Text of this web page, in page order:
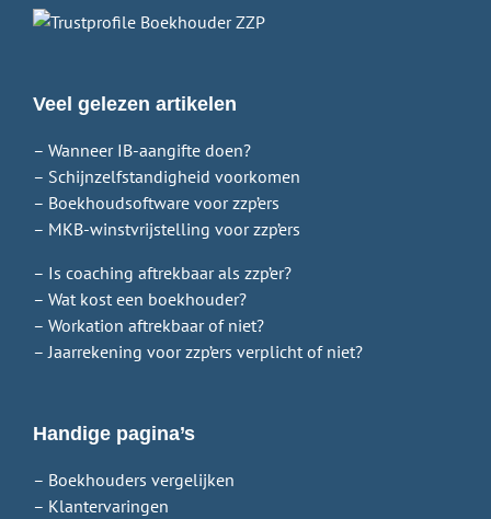
Veel gelezen artikelen
– Wanneer IB-aangifte doen?
– Schijnzelfstandigheid voorkomen
– Boekhoudsoftware voor zzp’ers
– MKB-winstvrijstelling voor zzp’ers
– Is coaching aftrekbaar als zzp’er?
– Wat kost een boekhouder?
– Workation aftrekbaar of niet?
– Jaarrekening voor zzp’ers verplicht of niet?
Handige pagina’s
– Boekhouders vergelijken
– Klantervaringen